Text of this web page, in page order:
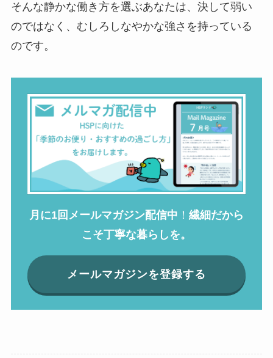
そんな静かな働き方を選ぶあなたは、決して弱い
のではなく、むしろしなやかな強さを持っている
のです。
月に1回メールマガジン配信中 ！ 繊細だから
こそ丁寧な暮らしを。
メールマガジンを登録する